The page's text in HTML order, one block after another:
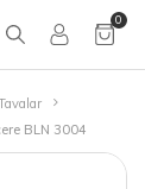
0
BLN 3004